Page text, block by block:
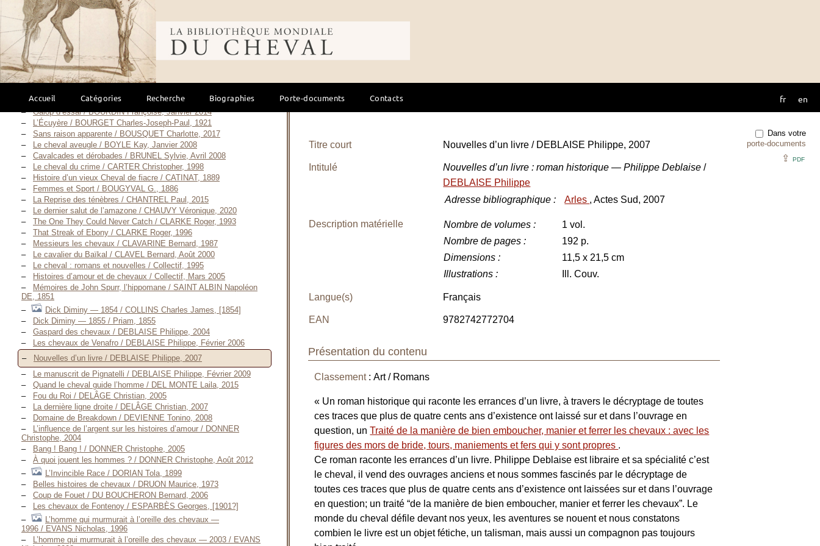
Bibliothèque mondiale du cheval
Accueil Catégories Recherche Biographies Porte-documents Contacts fr en
Dérobade / BARTON J., 1938
L’écuyer du Roi-Soleil / BASQUIAT Dominique, 2010
L’exilé de Versailles / BASQUIAT Dominique, 2012
Le blason des Vargance / BASQUIAT Dominique, Février 2015
Meurtre au Cadre noir — 2002 / BLANDIN Gino, Juin 2002
Meurtre au Cadre noir — 2012 / BLANDIN Gino, 2012
L’âne Culotte / BOSCO Henri, 2002
Fascination / BOUDJEDRA Rachid, 2000
Comme un frère / BOURDIN Françoise, Juin 2011
Galop d’essai / BOURDIN Françoise, Janvier 2014
L’Écuyère / BOURGET Charles-Joseph-Paul, 1921
Sans raison apparente / BOUSQUET Charlotte, 2017
Le cheval aveugle / BOYLE Kay, Janvier 2008
Cavalcades et dérobades / BRUNEL Sylvie, Avril 2008
Le cheval du crime / CARTER Christopher, 1998
Histoire d’un vieux Cheval de fiacre / CATINAT, 1889
Femmes et Sport / BOUGYVAL G., 1886
La Reprise des ténèbres / CHANTREL Paul, 2015
Le dernier salut de l’amazone / CHAUVY Véronique, 2020
The One They Could Never Catch / CLARKE Roger, 1993
That Streak of Ebony / CLARKE Roger, 1996
Messieurs les chevaux / CLAVARINE Bernard, 1987
Le cavalier du Baïkal / CLAVEL Bernard, Août 2000
Le cheval : romans et nouvelles / Collectif, 1995
Histoires d’amour et de chevaux / Collectif, Mars 2005
Mémoires de John Spurr, l’hippomane / SAINT ALBIN Napoléon
DE, 1851
Dick Diminy — 1854 / COLLINS Charles James, [1854]
Dick Diminy — 1855 / Priam, 1855
Gaspard des chevaux / DEBLAISE Philippe, 2004
Les chevaux de Venafro / DEBLAISE Philippe, Février 2006
Nouvelles d’un livre / DEBLAISE Philippe, 2007
Le manuscrit de Pignatelli / DEBLAISE Philippe, Février 2009
Quand le cheval guide l’homme / DEL MONTE Laila, 2015
Fou du Roi / DELÂGE Christian, 2005
La dernière ligne droite / DELÂGE Christian, 2007
Domaine de Breakdown / DEVIENNE Tonino, 2008
L’influence de l’argent sur les histoires d’amour / DONNER
Christophe, 2004
Bang ! Bang ! / DONNER Christophe, 2005
À quoi jouent les hommes ? / DONNER Christophe, Août 2012
L’Invincible Race / DORIAN Tola, 1899
Belles histoires de chevaux / DRUON Maurice, 1973
Coup de Fouet / DU BOUCHERON Bernard, 2006
Les chevaux de Fontenoy / ESPARBÈS Georges, [1901?]
L’homme qui murmurait à l’oreille des chevaux —
1996 / EVANS Nicholas, 1996
L’homme qui murmurait à l’oreille des chevaux — 2003 / EVANS
Dans votre
porte-documents
⇪ PDF
Titre court Nouvelles d’un livre / DEBLAISE Philippe, 2007
Intitulé Nouvelles d’un livre : roman historique — Philippe Deblaise/
DEBLAISE Philippe
Adresse bibliographique : Arles , Actes Sud, 2007
Description matérielle Nombre de volumes :
1 vol.
Nombre de pages :
192 p.
Dimensions :
11,5 x 21,5 cm
Illustrations : Ill. Couv.
Langue(s) Français
EAN 9782742772704
Présentation du contenu
Classement: Art / Romans
« Un roman historique qui raconte les errances d’un livre, à travers le décryptage de toutes
ces traces que plus de quatre cents ans d’existence ont laissé sur et dans l’ouvrage en
question, unTraité de la manière de bien emboucher, manier et ferrer les chevaux : avec les
figures des mors de bride, tours, maniements et fers qui y sont propres .
Ce roman raconte les errances d’un livre. Philippe Deblaise est libraire et sa spécialité c’est
le cheval, il vend des ouvrages anciens et nous sommes fascinés par le décryptage de
toutes ces traces que plus de quatre cents ans d’existence ont laissées sur et dans l’ouvrage
en question; un traité “de la manière de bien emboucher, manier et ferrer les chevaux”. Le
monde du cheval défile devant nos yeux, les aventures se nouent et nous constatons
combien le livre est un objet fétiche, un talisman, mais aussi un compagnon pas toujours